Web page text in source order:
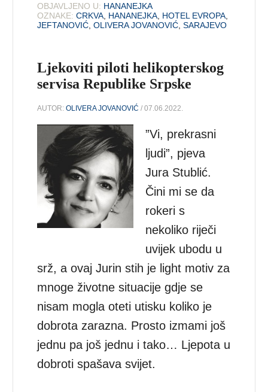
OBJAVLJENO U: HANANEJKA
OZNAKE: CRKVA HANANEJKA HOTEL EVROPA
JEFTANOVIĆ ,OLIVERA JOVANOVIĆ ,SARAJEVO
Ljekoviti piloti helikopterskog
servisa Republike Srpske
AUTOR:OLIVERA JOVANOVIĆ / 07.06.2022.
”Vi, prekrasni
ljudi”, pjeva
Jura Stublić.
Čini mi se da
rokeri s
nekoliko riječi
uvijek ubodu u
srž, a ovaj Jurin stih je light motiv za
mnoge životne situacije gdje se
nisam mogla oteti utisku koliko je
dobrota zarazna. Prosto izmami još
jednu pa još jednu i tako… Ljepota u
dobroti spašava svijet.